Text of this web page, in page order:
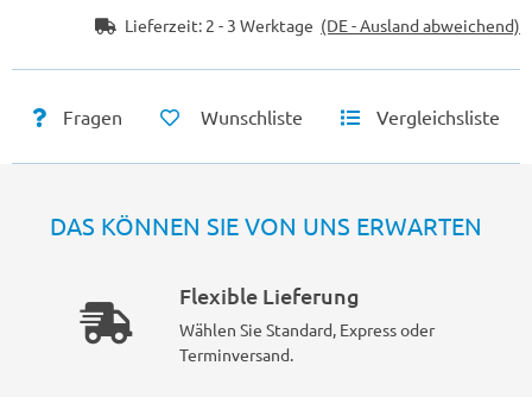
Lieferzeit: 2 - 3 Werktage (DE - Ausland abweichend)
Fragen Wunschliste Vergleichsliste
DAS KÖNNEN SIE VON UNS ERWARTEN
Flexible Lieferung
Wählen Sie Standard, Express oder
Terminversand.